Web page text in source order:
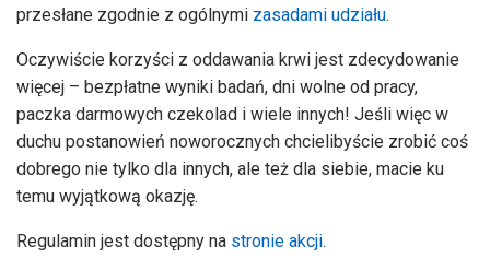
przesłane zgodnie z ogólnymi zasadami udziału.
Oczywiście korzyści z oddawania krwi jest zdecydowanie
więcej – bezpłatne wyniki badań, dni wolne od pracy,
paczka darmowych czekolad i wiele innych! Jeśli więc w
duchu postanowień noworocznych chcielibyście zrobić coś
dobrego nie tylko dla innych, ale też dla siebie, macie ku
temu wyjątkową okazję.
Regulamin jest dostępny na stronie akcji.